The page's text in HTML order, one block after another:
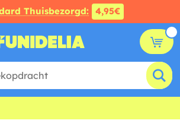
Thuisbezorgd: 4,95€